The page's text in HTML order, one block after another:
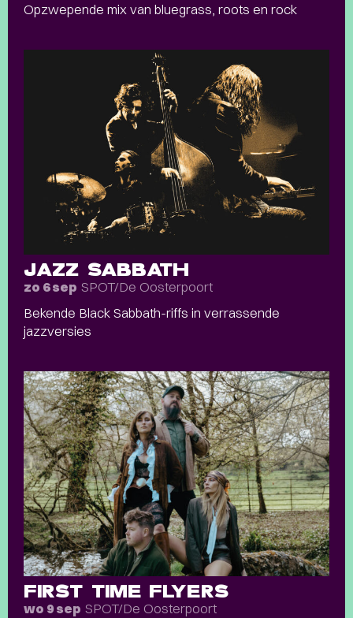
Opzwepende mix van bluegrass, roots en rock
JAZZ SABBATH
zo 6 sep SPOT/De Oosterpoort
Bekende Black Sabbath-riffs in verrassende
jazzversies
FIRST TIME FLYERS
wo 9 sep SPOT/De Oosterpoort